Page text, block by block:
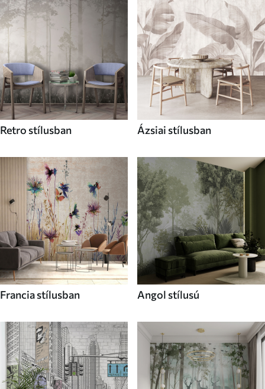
Retro stílusban Ázsiai stílusban
Francia stílusban Angol stílusú